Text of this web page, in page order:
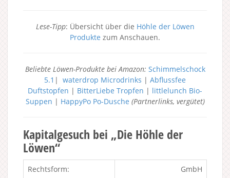
Lese-Tipp: Übersicht über die Höhle der Löwen
Produkte zum Anschauen.
Beliebte Löwen-Produkte bei Amazon: Schimmelschock
5.1 | waterdrop Microdrinks | Abflussfee
Duftstopfen | BitterLiebe Tropfen | littlelunch Bio-
Suppen | HappyPo Po-Dusche (Partnerlinks, vergütet)
Kapitalgesuch bei „Die Höhle der
Löwen“
Rechtsform: GmbH